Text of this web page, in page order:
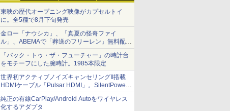
東映の歴代オープニング映像がカプセルトイ
に。全5種で8月下旬発売
金ロー「ナウシカ」、「真夏の怪奇ファイ
ル」、ABEMAで「葬送のフリーレン」無料配信
など。夏の特番・配信情報
「バック・トゥ・ザ・フューチャー」の時計台
をモチーフにした腕時計。1985本限定
世界初アクティブノイズキャンセリングII搭載
HDMIケーブル「Pulsar HDMI」。SilentPower
から
純正の有線CarPlay/Android Autoをワイヤレス
化するアダプタ